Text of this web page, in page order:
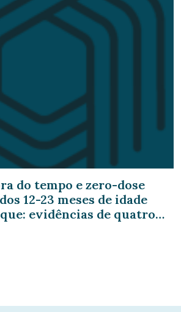
do tempo e zero-dose
12-23 meses de idade
evidências de quatro